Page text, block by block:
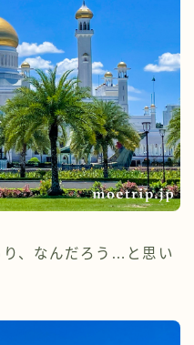
、なんだろう…と思い